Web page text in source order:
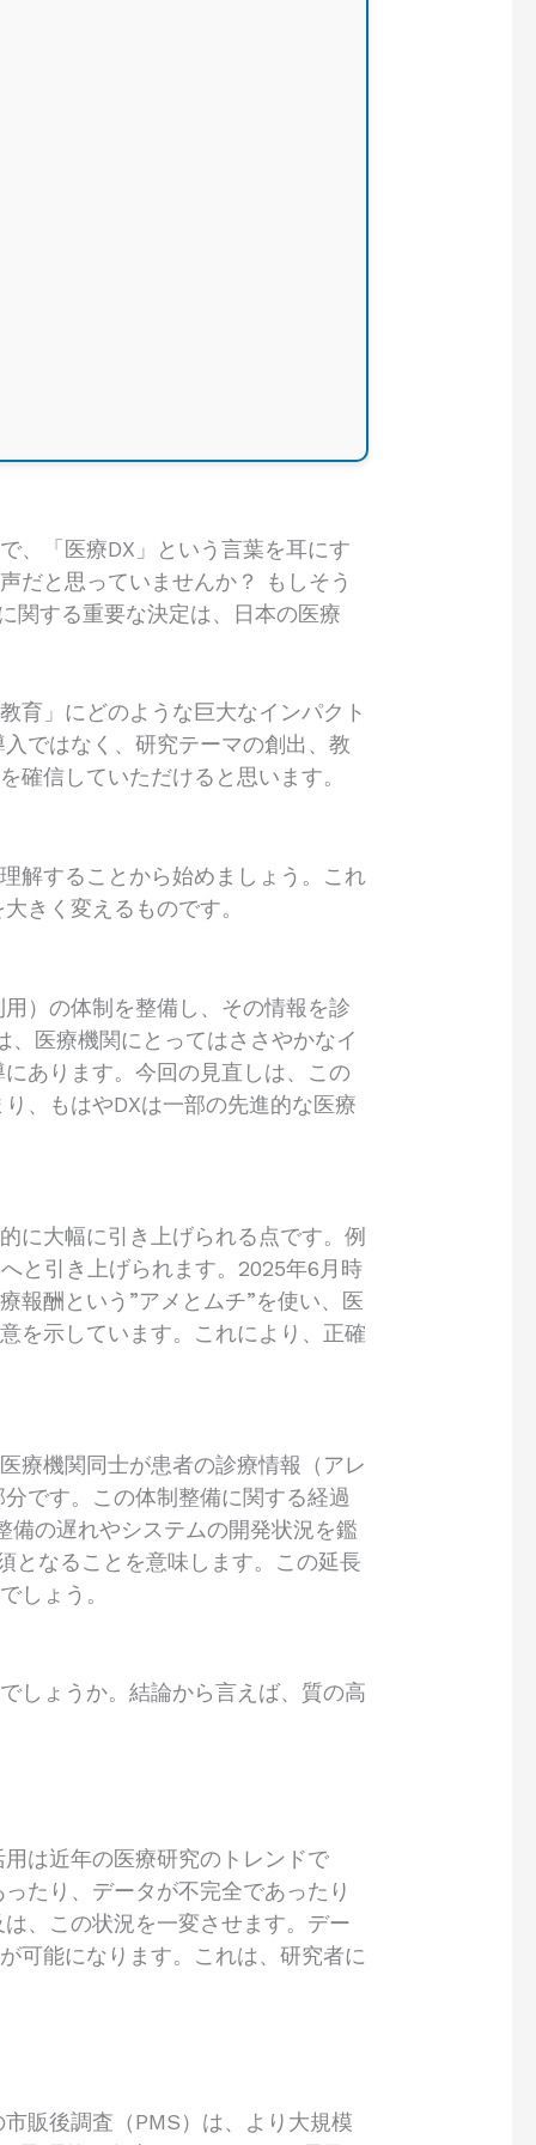
、「医療DX」という言葉を耳にす
だと思っていませんか？ もしそう
関する重要な決定は、日本の医療
育」にどのような巨大なインパクト
ではなく、研究テーマの創出、教
確信していただけると思います。
解することから始めましょう。これ
きく変えるものです。
）の体制を整備し、その情報を診
医療機関にとってはささやかなイ
あります。今回の見直しは、この
、もはやDXは一部の先進的な医療
に大幅に引き上げられる点です。例
と引き上げられます。2025年6月時
報酬という”アメとムチ”を使い、医
を示しています。これにより、正確
療機関同士が患者の診療情報（アレ
です。この体制整備に関する経過
の遅れやシステムの開発状況を鑑
となることを意味します。この延長
しょう。
しょうか。結論から言えば、質の高
は近年の医療研究のトレンドで
たり、データが不完全であったり
は、この状況を一変させます。デー
可能になります。これは、研究者に
販後調査（PMS）は、より大規模